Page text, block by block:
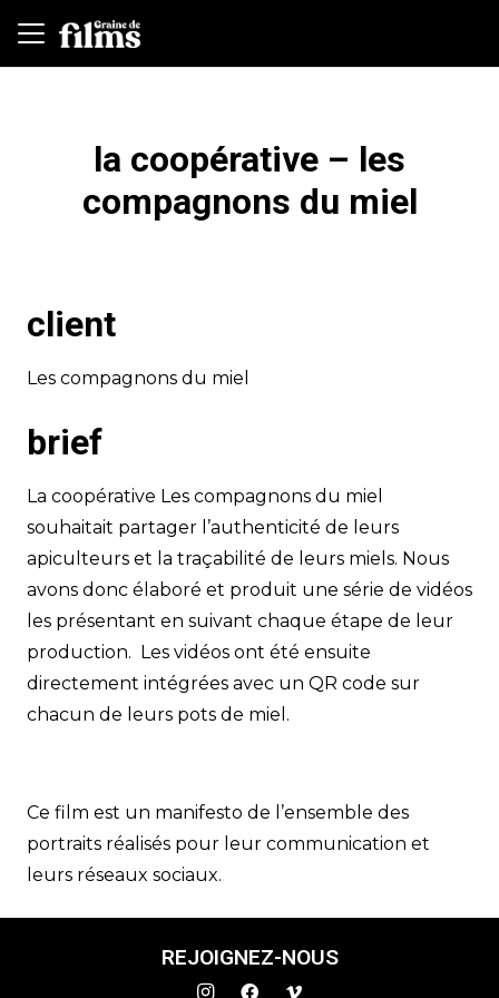
la coopérative – les
compagnons du miel
client
Les compagnons du miel
brief
La coopérative Les compagnons du miel
souhaitait partager l’authenticité de leurs
apiculteurs et la traçabilité de leurs miels. Nous
avons donc élaboré et produit une série de vidéos
les présentant en suivant chaque étape de leur
production. Les vidéos ont été ensuite
directement intégrées avec un QR code sur
chacun de leurs pots de miel.
Ce film est un manifesto de l’ensemble des
portraits réalisés pour leur communication et
leurs réseaux sociaux.
REJOIGNEZ-NOUS